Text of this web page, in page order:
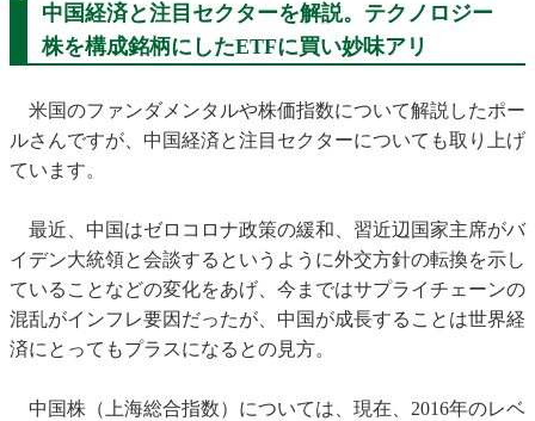
中国経済と注目セクターを解説。テクノロジー
株を構成銘柄にしたETFに買い妙味アリ
米国のファンダメンタルや株価指数について解説したポー
ルさんですが、中国経済と注目セクターについても取り上げ
ています。
最近、中国はゼロコロナ政策の緩和、習近辺国家主席がバ
イデン大統領と会談するというように外交方針の転換を示し
ていることなどの変化をあげ、今まではサプライチェーンの
混乱がインフレ要因だったが、中国が成長することは世界経
済にとってもプラスになるとの見方。
中国株（上海総合指数）については、現在、2016年のレベ